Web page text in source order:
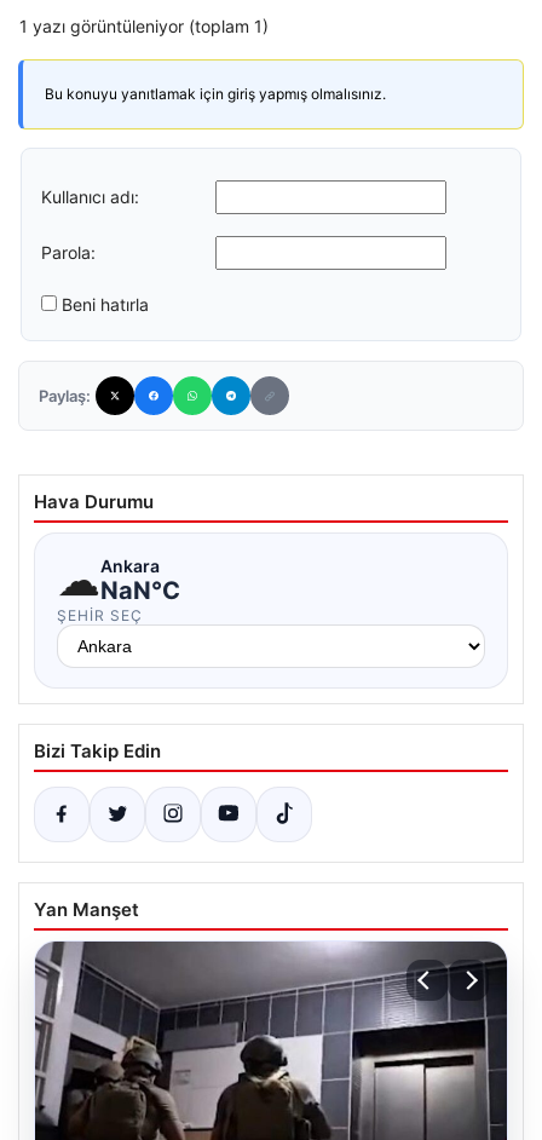
1 yazı görüntüleniyor (toplam 1)
Bu konuyu yanıtlamak için giriş yapmış olmalısınız.
Kullanıcı adı:
Parola:
Beni hatırla
Paylaş:
Hava Durumu
☁Ankara
NaN°C
ŞEHIR SEÇ
Bizi Takip Edin
Yan Manşet